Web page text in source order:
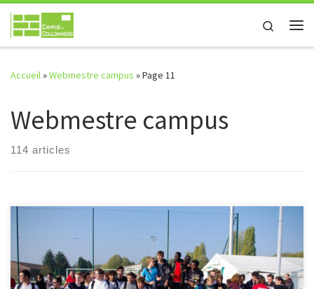
Passer au contenu
Search
Accueil»Webmestre campus »Page 11
Webmestre campus
114 articles